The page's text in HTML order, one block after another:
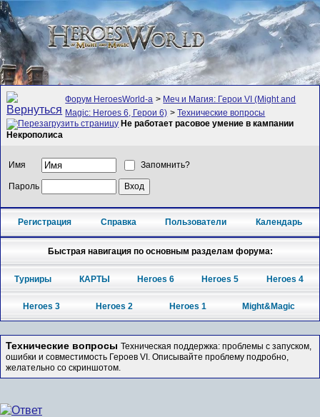
Форум HeroesWorld-а > Меч и Магия: Герои VI (Might and
Magic: Heroes 6, Герои 6) >Технические вопросы
Не работает расовое умение в кампании
Некрополиса
Имя Запомнить?
Пароль
Регистрация Справка Пользователи Календарь
Быстрая навигация по основным разделам форума:
Турниры КАРТЫ Heroes 6 Heroes 5 Heroes 4
Heroes 3 Heroes 2 Heroes 1 Might&Magic
Технические вопросы Техническая поддержка: проблемы с запуском,
ошибки и совместимость Героев VI. Описывайте проблему подробно,
желательно со скриншотом.